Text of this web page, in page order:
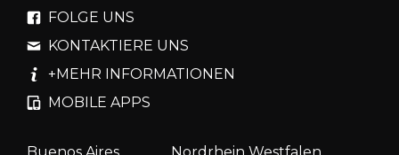
FOLGE UNS
KONTAKTIERE UNS
+MEHR INFORMATIONEN
MOBILE APPS